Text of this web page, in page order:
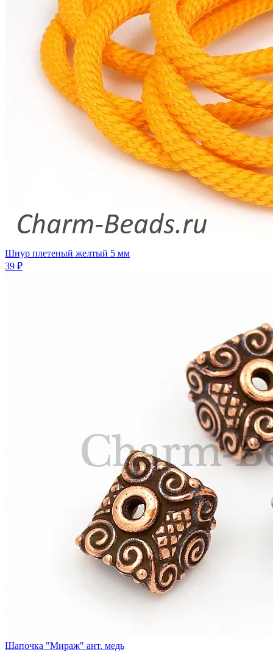
Шнур плетеный желтый 5 мм
39 ₽
Шапочка "Мираж" ант. медь